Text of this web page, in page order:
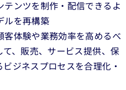
テンツを制作・配信できるよ
ルを再構築
客体験や業務効率を高めるべ
て、販売、サービス提供、保
ジネスプロセスを合理化・